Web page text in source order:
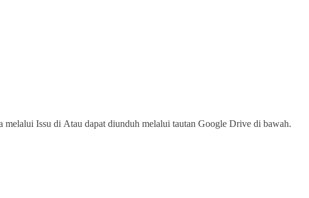
Issu di Atau dapat diunduh melalui tautan Google Drive di bawah.